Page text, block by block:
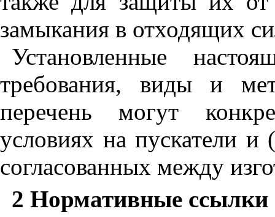
замыкания в отходящих
Установленные
требования, виды и
перечень
могут
условиях на пускатели и (
согласованных между
2 Нормативные ссылки